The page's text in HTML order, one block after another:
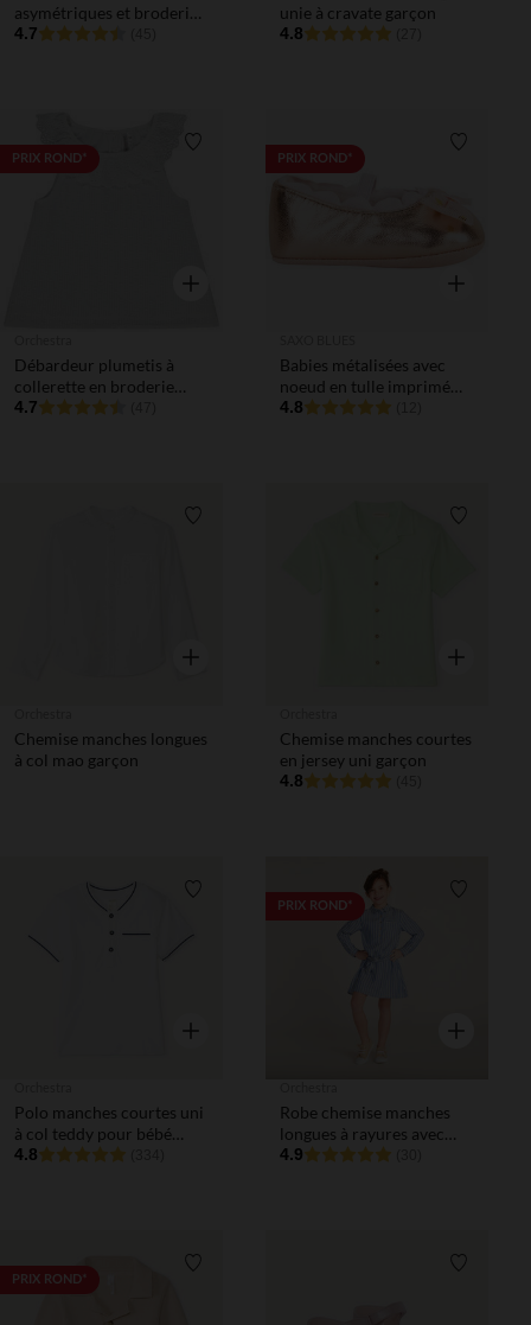
asymétriques et broderie
anglaise fille
4.7
unie à cravate garçon
4.8
PRIX ROND* Liste de souhaits
Aperçu rapide
Débardeur plumetis à
collerette en broderie
anglaise pour bébé fille
4.7
PRIX ROND*
Aperçu
Babies métalisées avec
noeud en tulle imprimé
coeurs pour bébé fille
4.8
Aperçu rapide
Chemise manches longues
à col mao garçon
Aperçu
Chemise manches courtes
en jersey uni garçon
4.8
Liste de souhaits
Aperçu rapide
Polo manches courtes uni
à col teddy pour bébé
garçon
4.8
PRIX ROND*
Aperçu
Robe chemise manches
longues à rayures avec
ceinture fille
4.9
PRIX ROND*